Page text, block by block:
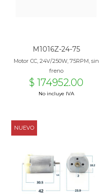
M1016Z-24-75
Motor CC, 24V/250W, 75RPM, sin
freno
$ 174952.00
No incluye IVA
NUEVO